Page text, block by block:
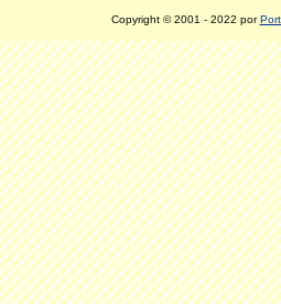
Copyright © 2001 - 2022 por